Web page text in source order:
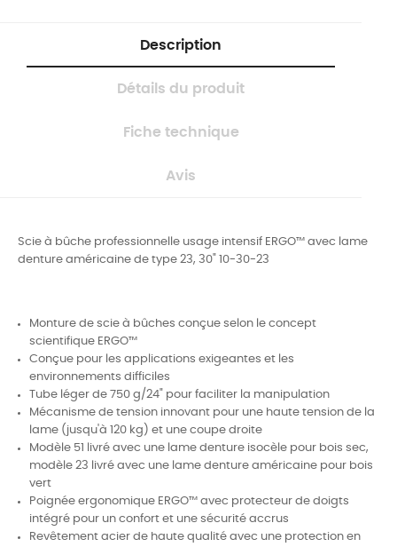
Description
Détails du produit
Fiche technique
Avis
Scie à bûche professionnelle usage intensif ERGO™ avec lame
denture américaine de type 23, 30" 10-30-23
Monture de scie à bûches conçue selon le concept
scientifique ERGO™
Conçue pour les applications exigeantes et les
environnements difficiles
Tube léger de 750 g/24" pour faciliter la manipulation
Mécanisme de tension innovant pour une haute tension de la
lame (jusqu'à 120 kg) et une coupe droite
Modèle 51 livré avec une lame denture isocèle pour bois sec,
modèle 23 livré avec une lame denture américaine pour bois
vert
Poignée ergonomique ERGO™ avec protecteur de doigts
intégré pour un confort et une sécurité accrus
Revêtement acier de haute qualité avec une protection en